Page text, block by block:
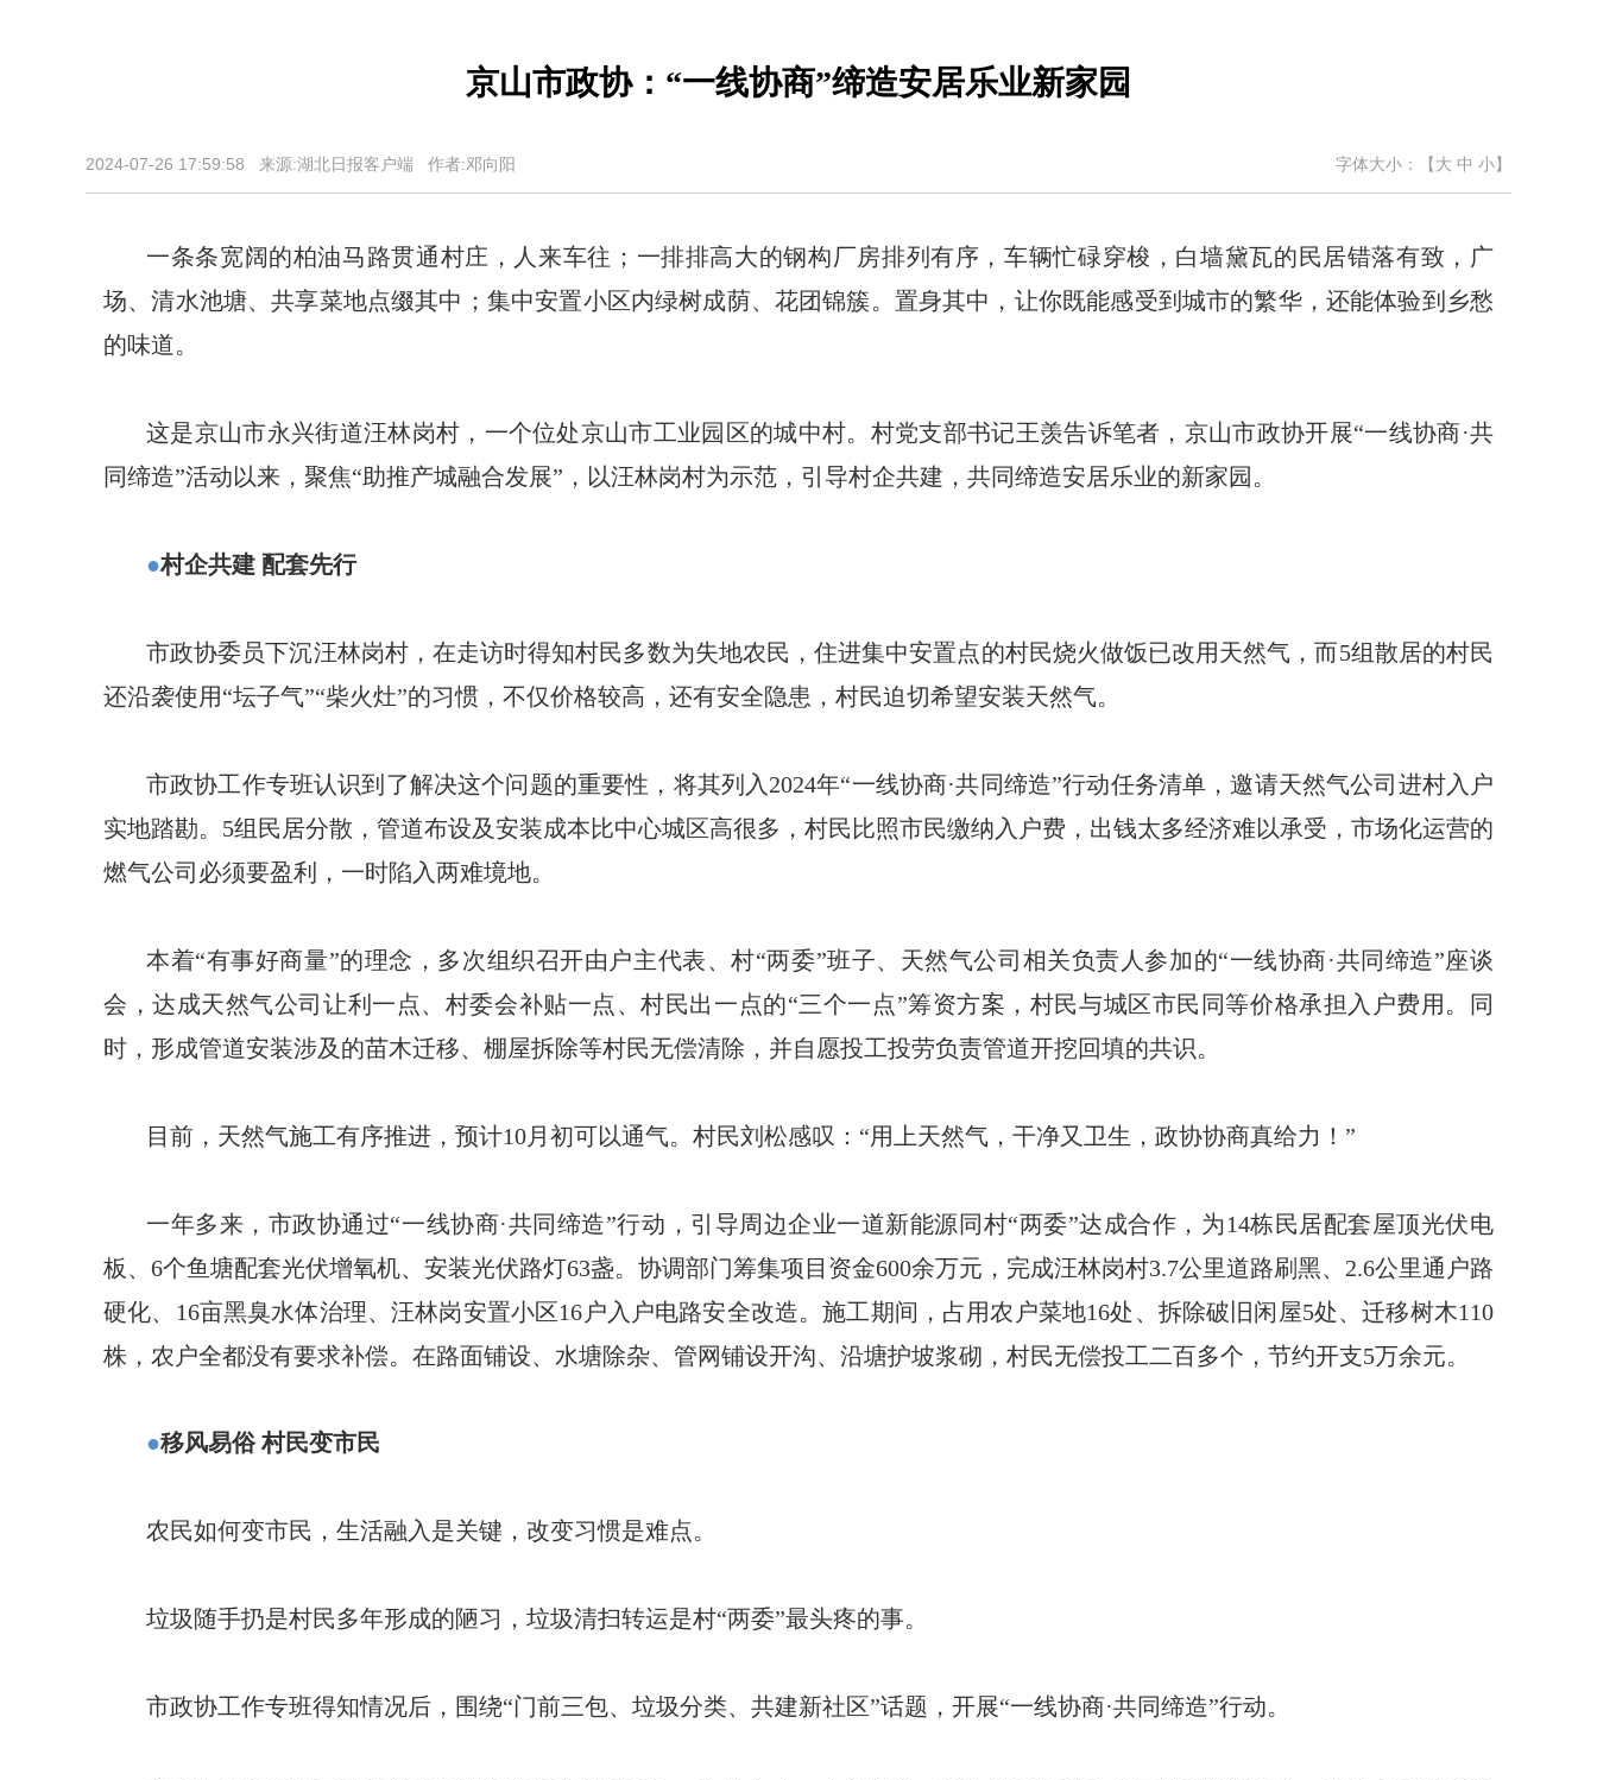
京山市政协：“一线协商”缔造安居乐业新家园
2024-07-26 17:59:58 来源:湖北日报客户端 作者:邓向阳 字体大小：【大 中 小】
一条条宽阔的柏油马路贯通村庄，人来车往；一排排高大的钢构厂房排列有序，车辆忙碌穿梭，白墙黛瓦的民居错落有致，广
场、清水池塘、共享菜地点缀其中；集中安置小区内绿树成荫、花团锦簇。置身其中，让你既能感受到城市的繁华，还能体验到乡愁
的味道。
这是京山市永兴街道汪林岗村，一个位处京山市工业园区的城中村。村党支部书记王羡告诉笔者，京山市政协开展“一线协商·共
同缔造”活动以来，聚焦“助推产城融合发展”，以汪林岗村为示范，引导村企共建，共同缔造安居乐业的新家园。
●村企共建 配套先行
市政协委员下沉汪林岗村，在走访时得知村民多数为失地农民，住进集中安置点的村民烧火做饭已改用天然气，而5组散居的村民
还沿袭使用“坛子气”“柴火灶”的习惯，不仅价格较高，还有安全隐患，村民迫切希望安装天然气。
市政协工作专班认识到了解决这个问题的重要性，将其列入2024年“一线协商·共同缔造”行动任务清单，邀请天然气公司进村入户
实地踏勘。5组民居分散，管道布设及安装成本比中心城区高很多，村民比照市民缴纳入户费，出钱太多经济难以承受，市场化运营的
燃气公司必须要盈利，一时陷入两难境地。
本着“有事好商量”的理念，多次组织召开由户主代表、村“两委”班子、天然气公司相关负责人参加的“一线协商·共同缔造”座谈
会，达成天然气公司让利一点、村委会补贴一点、村民出一点的“三个一点”筹资方案，村民与城区市民同等价格承担入户费用。同
时，形成管道安装涉及的苗木迁移、棚屋拆除等村民无偿清除，并自愿投工投劳负责管道开挖回填的共识。
目前，天然气施工有序推进，预计10月初可以通气。 村民刘松感叹：“用上天然气，干净又卫生，政协协商真给力！”
一年多来，市政协通过“一线协商·共同缔造”行动，引导周边企业一道新能源同村“两委”达成合作，为14栋民居配套屋顶光伏电
板、6个鱼塘配套光伏增氧机、安装光伏路灯63盏。协调部门筹集项目资金600余万元，完成汪林岗村3.7公里道路刷黑、2.6公里通户路
硬化、16亩黑臭水体治理、汪林岗安置小区16户入户电路安全改造。施工期间，占用农户菜地16处、拆除破旧闲屋5处、迁移树木110
株，农户全都没有要求补偿。在路面铺设、水塘除杂、管网铺设开沟、沿塘护坡浆砌，村民无偿投工二百多个，节约开支5万余元。
●移风易俗 村民变市民
农民如何变市民，生活融入是关键，改变习惯是难点。
垃圾随手扔是村民多年形成的陋习，垃圾清扫转运是村“两委”最头疼的事。
市政协工作专班得知情况后，围绕“门前三包、垃圾分类、共建新社区”话题，开展“一线协商·共同缔造”行动。